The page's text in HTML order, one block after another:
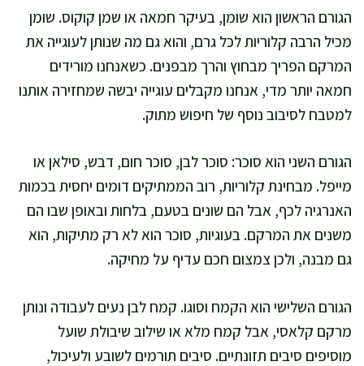
הגורם הראשון הוא שומן, בעיקר חמאה או שמן קוקוס. שומן
מכיל הרבה קלוריות לכל גרם, והוא גם מה שנותן לעוגייה את
המרקם הפריך מבחוץ והרך מבפנים. כשאנחנו מורידים
חמאה יותר מדי, אנחנו מקבלים עוגייה יבשה שמחזירה אותנו
למטבח לסיבוב נוסף של חיפוש מתוק.
הגורם השני הוא סוכר: סוכר לבן, סוכר חום, דבש, סילאן או
מייפל. מבחינת קלוריות, רוב הממתיקים דומים יחסית בכמות
האנרגיה לכף, אבל הם שונים בטעם, בלחות ובאופן שבו הם
משנים את המרקם. בעוגיות, סוכר הוא לא רק מתיקות, הוא
גם מבנה, ולכן צמצום חכם עדיף על מחיקה.
הגורם השלישי הוא הקמח וסוגו. קמח לבן נעים לעבודה ונותן
מרקם קלאסי, אבל קמח מלא או שילוב שיבולת שועל
מוסיפים סיבים תזונתיים. סיבים תורמים לשובע ולעיכול,